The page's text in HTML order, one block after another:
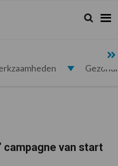
Zoeken...
Zoek
campagne van start